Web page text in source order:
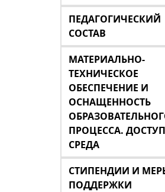
ПЕДАГОГИЧЕСКИЙ
СОСТАВ
МАТЕРИАЛЬНО-
ТЕХНИЧЕСКОЕ
ОБЕСПЕЧЕНИЕ И
ОСНАЩЕННОСТЬ
ПРОЦЕССА.
СРЕДА
СТИПЕНДИИ И
ПОДДЕРЖКИ